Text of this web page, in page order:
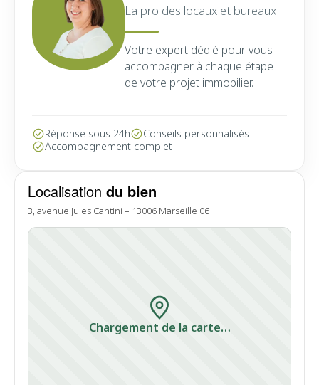
Localisation du bien
3, avenue Jules Cantini – 13006 Marseille 06
Chargement de la carte…
La pro des locaux et bureaux
Votre expert dédié pour vous
accompagner à chaque étape
de votre projet immobilier.
Réponse sous 24h
Conseils personnalisés
Accompagnement complet